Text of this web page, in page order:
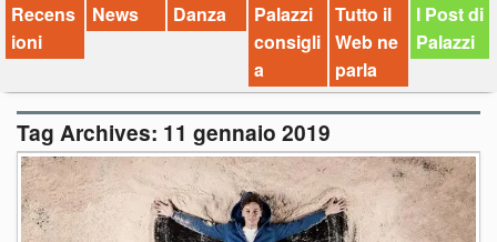
Video
Chi siamo
Contatti
dT in English
Recens
ioni
News Danza
Palazzi
consigli
a
Tutto il
Web ne
parla
I Post di
Palazzi
Tag Archives: 11 gennaio 2019